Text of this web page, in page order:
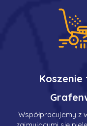
Koszenie
Współpracujemy z